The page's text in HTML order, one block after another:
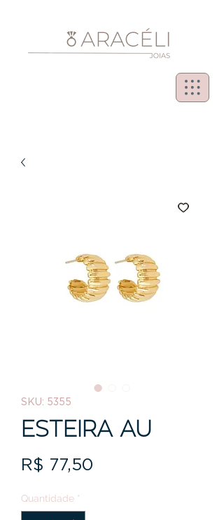
SKU: 5355
ESTEIRA AU
R$ 77,50
Quantidade *